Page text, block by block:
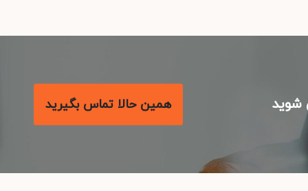
همین حالا تماس بگیرید